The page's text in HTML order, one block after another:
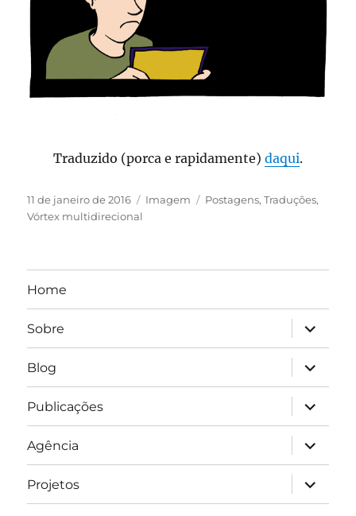
Traduzido (porca e rapidamente) daqui.
Publicado
em
11 de janeiro de 2016 Formato
Imagem Categorias
Postagens,Traduções,
Vórtex multidirecional
Home
Sobre
expandir
Blog
expandir
Publicações
expandir
Agência
expandir
Projetos
expandir